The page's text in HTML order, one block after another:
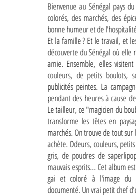
Bienvenue au Sénégal pays
colorés, des marchés, des
bonne humeur et de
Et la famille ? Et le travail, et
découverte du Sénégal où
amie. Ensemble, elles
couleurs, de petits boulots,
publicités peintes. La
pendant des heures à cause
Le tailleur, ce "magicien du
transforme les têtes en
marchés. On trouve de tout sur
achète. Odeurs, couleurs,
gris, de poudres de
mauvais esprits... Cet album
gai et coloré à l'image du
documenté. Un vrai petit chef